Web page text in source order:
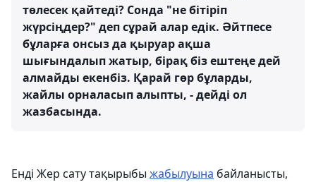
төлесек қайтеді? Сонда "не бітіріп
жүрсіңдер?" деп сұрай алар едік. Әйтпесе
бұларға онсыз да қыруар ақша
шығындалып жатыр, бірақ біз ештеңе дей
алмайды екенбіз. Қарай гөр бұларды,
жайлы орналасып алыпты, - дейді ол
жазбасында.
Енді Жер сату тақырыбы жабылуына байланысты,